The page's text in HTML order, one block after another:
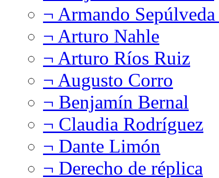
¬ Armando
¬ Arturo Nahle
¬ Arturo Ríos Ruiz
¬ Augusto Corro
¬ Benjamín Bernal
¬ Claudia Rodríguez
¬ Dante Limón
¬ Derecho de réplica